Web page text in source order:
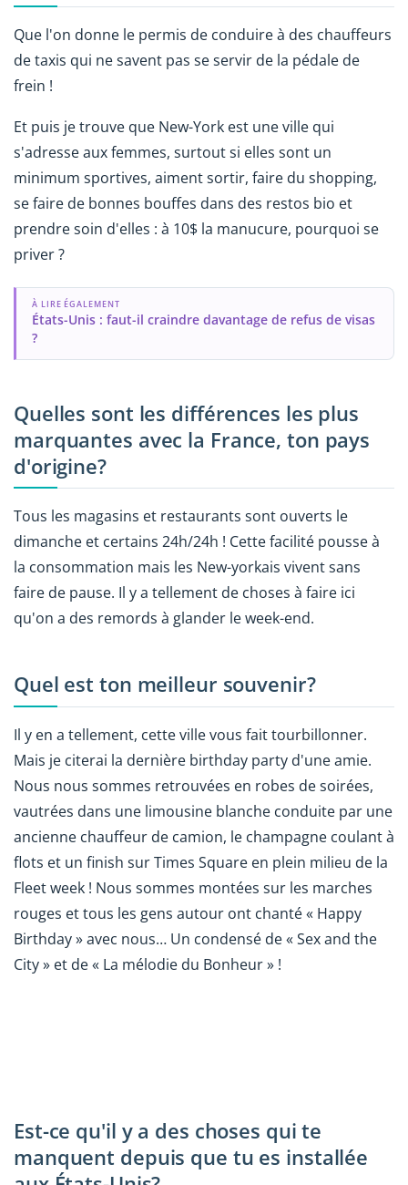
Que l'on donne le permis de conduire à des chauffeurs
de taxis qui ne savent pas se servir de la pédale de
frein !
Et puis je trouve que New-York est une ville qui
s'adresse aux femmes, surtout si elles sont un
minimum sportives, aiment sortir, faire du shopping,
se faire de bonnes bouffes dans des restos bio et
prendre soin d'elles : à 10$ la manucure, pourquoi se
priver ?
À LIRE ÉGALEMENT
États-Unis : faut-il craindre davantage de refus de visas
?
Quelles sont les différences les plus
marquantes avec la France, ton pays
d'origine?
Tous les magasins et restaurants sont ouverts le
dimanche et certains 24h/24h ! Cette facilité pousse à
la consommation mais les New-yorkais vivent sans
faire de pause. Il y a tellement de choses à faire ici
qu'on a des remords à glander le week-end.
Quel est ton meilleur souvenir?
Il y en a tellement, cette ville vous fait tourbillonner.
Mais je citerai la dernière birthday party d'une amie.
Nous nous sommes retrouvées en robes de soirées,
vautrées dans une limousine blanche conduite par une
ancienne chauffeur de camion, le champagne coulant à
flots et un finish sur Times Square en plein milieu de la
Fleet week ! Nous sommes montées sur les marches
rouges et tous les gens autour ont chanté « Happy
Birthday » avec nous… Un condensé de « Sex and the
City » et de « La mélodie du Bonheur » !
Est-ce qu'il y a des choses qui te
manquent depuis que tu es installée